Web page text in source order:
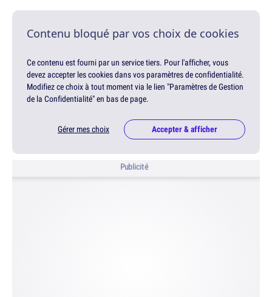
Contenu bloqué par vos choix de cookies
Ce contenu est fourni par un service tiers. Pour l'afficher, vous
devez accepter les cookies dans vos paramètres de confidentialité.
Modifiez ce choix à tout moment via le lien "Paramètres de Gestion
de la Confidentialité" en bas de page.
Gérer mes choix Accepter & afficher
Publicité